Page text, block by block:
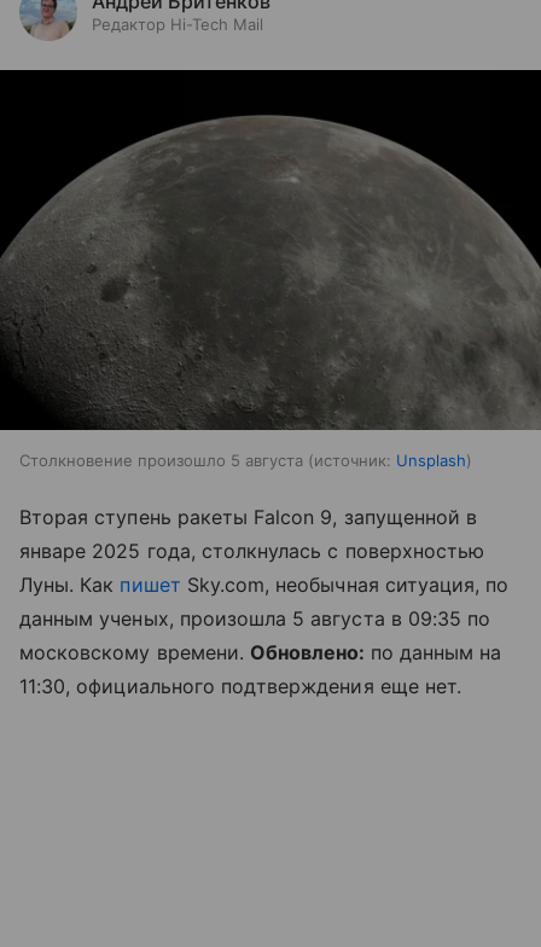
Редактор Hi-Tech Mail
Столкновение произошло 5 августа источник: Unsplash
Вторая ступень ракеты Falcon 9, запущенной в
январе 2025 года, столкнулась с поверхностью
Луны. Как пишет Sky.com, необычная ситуация, по
данным ученых, произошла 5 августа в 09:35 по
московскому времени. Обновлено: по данным на
11:30, официального подтверждения еще нет.